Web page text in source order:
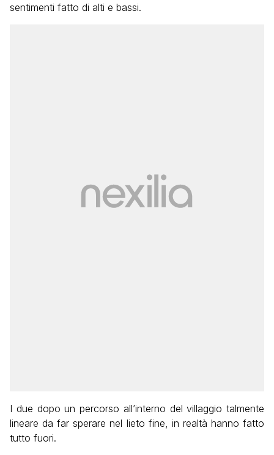
sentimenti fatto di alti e bassi.
I due dopo un percorso all’interno del villaggio talmente
lineare da far sperare nel lieto fine, in realtà hanno fatto
tutto fuori.